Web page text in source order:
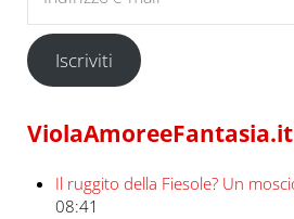
Iscriviti
ViolaAmoreeFantasia.it
Il ruggito della Fiesole? Un
08:41